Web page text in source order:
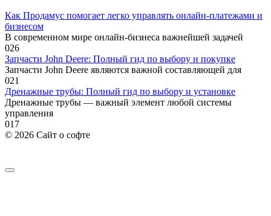
Как Продамус помогает легко управлять онлайн-платежами и
бизнесом
В современном мире онлайн-бизнеса важнейшей задачей
026
Запчасти John Deere: Полный гид по выбору и покупке
Запчасти John Deere являются важной составляющей для
021
Дренажные трубы: Полный гид по выбору и установке
Дренажные трубы — важный элемент любой системы
управления
017
© 2026 Сайт о софте